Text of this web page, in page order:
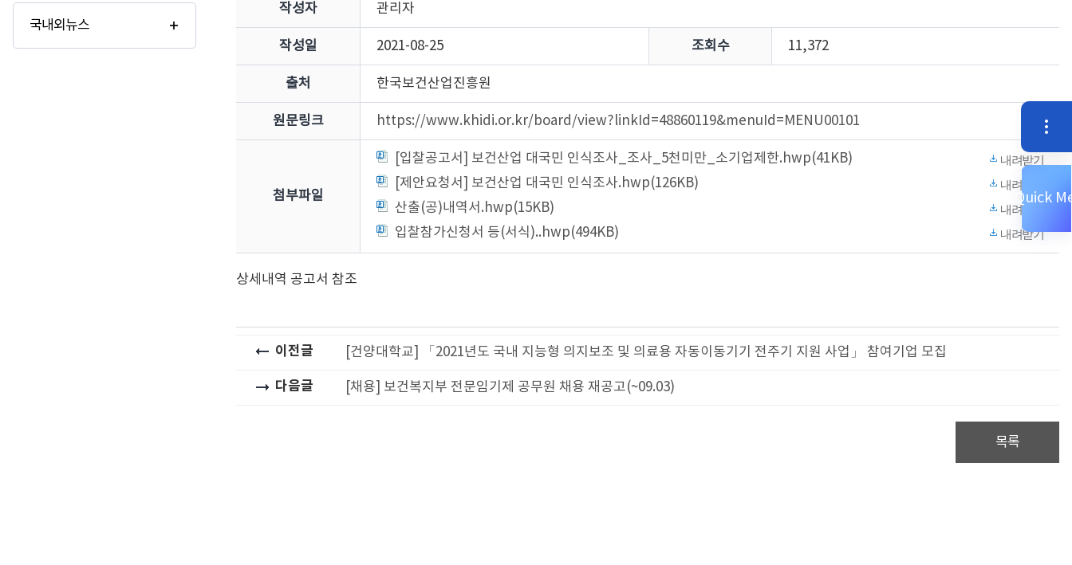
국내외뉴스
작성자 관리자
작성일 2021-08-25 조회수 11,372
출처 한국보건산업진흥원
원문링크 https://www.khidi.or.kr/board/view?linkId=48860119&menuId=MENU00101
첨부파일
[입찰공고서] 보건산업 대국민 인식조사_조사_5천미만_소기업제한.hwp(41KB) 내려받기
[제안요청서] 보건산업 대국민 인식조사.hwp(126KB) 내려받기
산출(공)내역서.hwp(15KB) 내려받기
입찰참가신청서 등(서식)..hwp(494KB) 내려받기
상세내역 공고서 참조
이전글 [건양대학교] 「2021년도 국내 지능형 의지보조 및 의료용 자동이동기기 전주기 지원 사업」 참여기업 모집
다음글 [채용] 보건복지부 전문임기제 공무원 채용 재공고(~09.03)
목록
퀵
Quick